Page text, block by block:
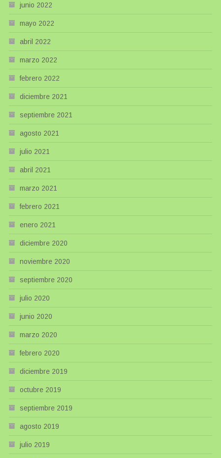
junio 2022
mayo 2022
abril 2022
marzo 2022
febrero 2022
diciembre 2021
septiembre 2021
agosto 2021
julio 2021
abril 2021
marzo 2021
febrero 2021
enero 2021
diciembre 2020
noviembre 2020
septiembre 2020
julio 2020
junio 2020
marzo 2020
febrero 2020
diciembre 2019
octubre 2019
septiembre 2019
agosto 2019
julio 2019